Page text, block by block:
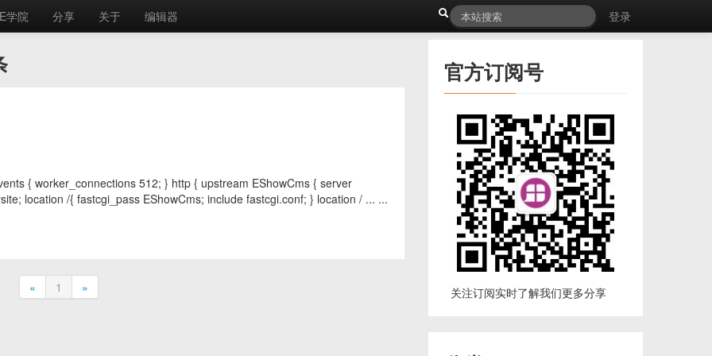
学院 分享 关于 编辑器 登录
{ worker_connections 512; } http { upstream EShowCms { server
location /{ fastcgi_pass EShowCms; include fastcgi.conf; } location / ... ...
« 1 »
官方订阅号
关注订阅实时了解我们更多分享